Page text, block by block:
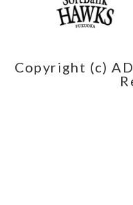
Copyright (c)